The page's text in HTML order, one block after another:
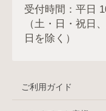
受付時間：平日
（土・日・祝日
日を除く）
ご利用ガイド